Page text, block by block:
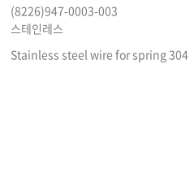
(8226)947-0003-003
스테인레스
Stainless steel wire for spring 304